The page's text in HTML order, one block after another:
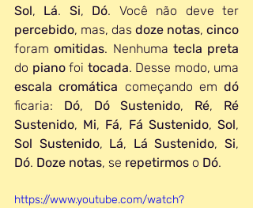
Sol, Lá. Si, Dó
percebido, mas, das doze notas,
foram omitidas. Nenhuma tecla preta
do piano foi tocada
escala cromática começando em
ficaria: Dó, Dó Sustenido, Ré, Ré
Sustenido, Mi, Fá, Fá Sustenido, Sol
Sol Sustenido, Lá, Lá Sustenido, Si
Dó. Doze notas, se repetirmos o Dó.
https://www.youtube.com/watch?